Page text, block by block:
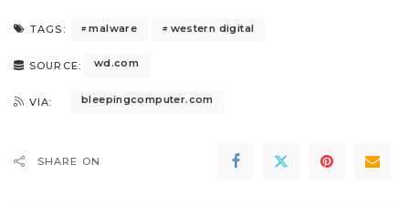
TAGS: malware western digital
SOURCE: wd.com
VIA: bleepingcomputer.com
SHARE ON